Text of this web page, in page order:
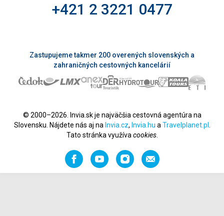
+421 2 3221 0477
Zastupujeme takmer 200 overených slovenských a
zahraničných cestovných kancelárií
© 2000–2026. Invia.sk je najväčšia cestovná agentúra na
Slovensku. Nájdete nás aj na Invia.cz, Invia.hu a Travelplanet.pl
Tato stránka využíva cookies.
FacebookYouTubeInstagramOdporučiť